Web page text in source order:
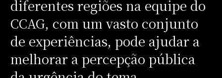
diferentes regiões na equipe do
CCAG, com um vasto conjunto
de experiências, pode ajudar a
melhorar a percepção pública